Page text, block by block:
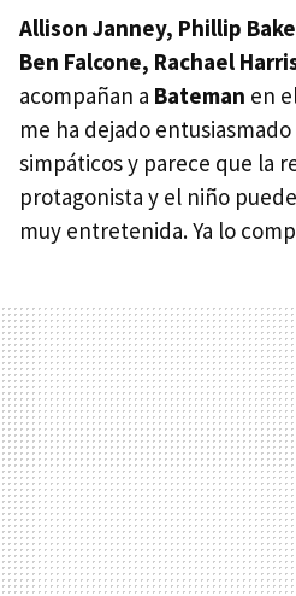
Allison Janney, Phillip
Ben Falcone, Rachael
acompañan a Bateman en
me ha dejado
simpáticos y parece que la
protagonista y el niño
muy entretenida. Ya lo